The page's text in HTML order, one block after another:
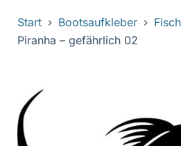
Start Bootsaufkleber
Piranha – gefährlich 02